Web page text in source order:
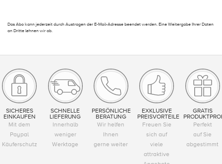
Das Abo kann jederzeit durch Austragen der E-Mail-Adresse beendet werden. Eine Weitergabe Ihrer Daten
an Dritte lehnen wir ab.
SICHERES
EINKAUFEN
Mit dem
Paypal
Käuferschutz
SCHNELLE
LIEFERUNG
Innerhalb
weniger
Werktage
PERSÖNLICHE
BERATUNG
Wir helfen
Ihnen
gerne weiter
EXKLUSIVE
PREISVORTEILE
Freuen Sie
sich auf
viele
attraktive
GRATIS
Perfekt
auf Sie
abgestimmt